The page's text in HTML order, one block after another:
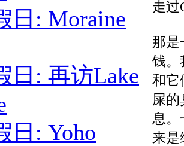
日: Moraine
日: 再访Lake
日: Yoho
走过
那是
钱。
和它
屎
息。
来是